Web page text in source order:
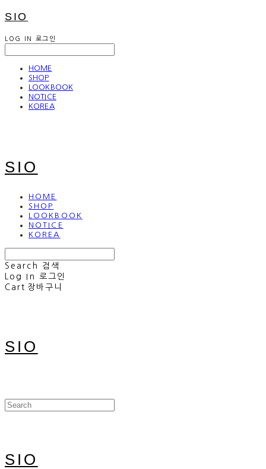
SIO
LOG IN 로그인
HOME
SHOP
LOOKBOOK
NOTICE
KOREA
SIO
HOME
SHOP
LOOKBOOK
NOTICE
KOREA
Search
검색
Log In
로그인
Cart 장바구니
SIO
SIO